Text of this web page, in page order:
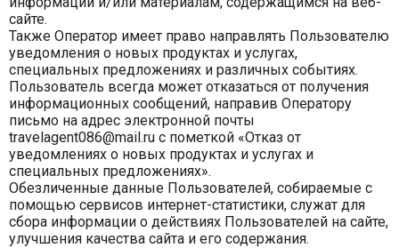
сайте.
Также Оператор имеет право направлять Пользователю
уведомления о новых продуктах и услугах,
специальных предложениях и различных событиях.
Пользователь всегда может отказаться от получения
информационных сообщений, направив Оператору
письмо на адрес электронной почты
travelagent086@mail.ru с пометкой «Отказ от
уведомлениях о новых продуктах и услугах и
специальных предложениях».
Обезличенные данные Пользователей, собираемые с
помощью сервисов интернет-статистики, служат для
сбора информации о действиях Пользователей на сайте,
улучшения качества сайта и его содержания.